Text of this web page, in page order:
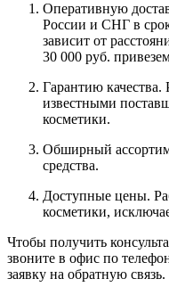
Оперативную
России и СНГ в
зависит от
30 000 руб.
Гарантию
известными
косметики.
Обширный
средства.
Доступные цены.
косметики,
Чтобы получить
звоните в офис по
заявку на обратную связь.